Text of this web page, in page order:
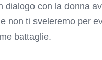
dialogo con la donna
non ti sveleremo per
battaglie.